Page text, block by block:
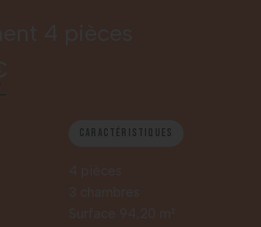
Caractéristiques